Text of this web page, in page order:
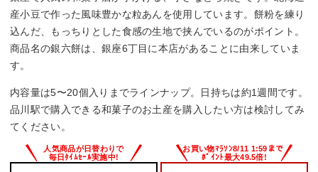
産小豆で作った風味豊かな粒あんを使用しています。餅粉を練り
込んだ、もっちりとした食感の生地で挟んでいるのがポイント。
商品名の銀六餅は、銀座6丁目に本店があることに由来していま
す。
内容量は5〜20個入りまでラインナップ。日持ちは約1週間です。
品川駅で購入できる和菓子のお土産を購入したい方は検討してみ
てください。